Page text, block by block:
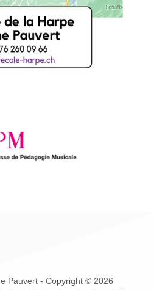
Pauvert - Copyright © 2026